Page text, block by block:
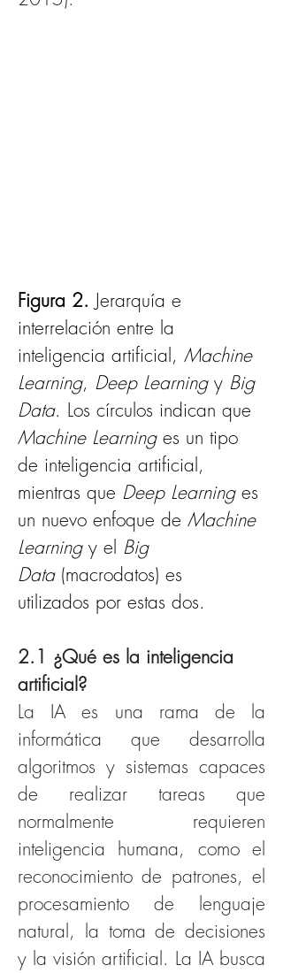
Figura 2. Jerarquía e
interrelación entre la
inteligencia artificial, Machine
Learning, Deep Learning y Big
Data. Los círculos indican que
Machine Learning es un tipo
de inteligencia artificial,
mientras que Deep Learning es
un nuevo enfoque de Machine
Learning y el Big
Data (macrodatos) es
utilizados por estas dos.
2.1 ¿Qué es la inteligencia
artificial?
La IA es una rama de la
informática que desarrolla
algoritmos y sistemas capaces
de realizar tareas que
normalmente requieren
inteligencia humana, como el
reconocimiento de patrones, el
procesamiento de lenguaje
natural, la toma de decisiones
y la visión artificial. La IA busca